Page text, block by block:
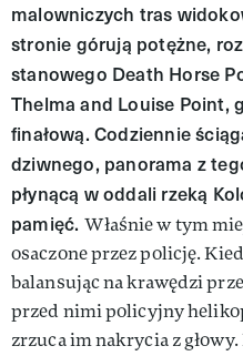
malowniczych tras
stronie górują potężne,
stanowego Death Horse
Thelma and Louise Point,
finałową. Codziennie
dziwnego, panorama z
płynącą w oddali rzeką
pamięć. Właśnie w tym
osaczone przez policję.
balansując na krawędzi
przed nimi policyjny
zrzuca im nakrycia z